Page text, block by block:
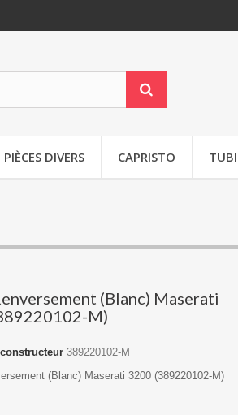
PIÈCES DIVERS CAPRISTO
(Blanc) Maserati
M)
389220102-M
(Blanc) Maserati 3200 (389220102-M)